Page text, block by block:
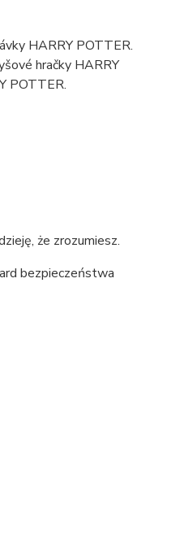
HARRY POTTER.
hračky HARRY
POTTER.
że zrozumiesz.
bezpieczeństwa